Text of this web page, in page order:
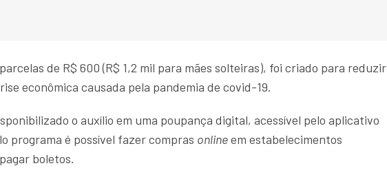
de R$ 600 (R$ 1,2 mil para mães solteiras), foi criado para reduzir
econômica causada pela pandemia de covid-19.
o auxílio em uma poupança digital, acessível pelo aplicativo
programa é possível fazer compras onlineem estabelecimentos
boletos.